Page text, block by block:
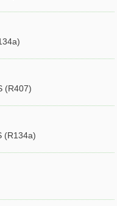
(R407)
(R134a)